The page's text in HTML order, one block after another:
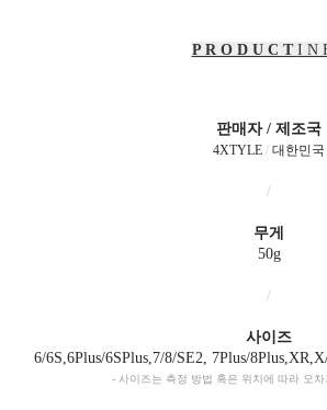
P R O D U C T I N
판매자 / 제조국
4XTYLE / 대한민국
/
무게
50g
/
사이즈
6/6S,6Plus/6SPlus,7/8/SE2, 7Plus/
- 사이즈는 측정 방법 혹은 위치에 따라 오차